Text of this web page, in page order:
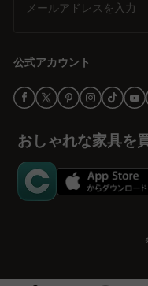
と共に歩む時間を、経済的
どんな空間にもフィットす
ペット家具と聞くと、実用
浮いてしまうことも少なく
コレクションは、北欧モ
多彩なデザインテイスト
室など、どんな空間にも
場所をもっとステキな空間
CAGUUUでは家具選びの
想の空間を実現するための
メールアドレスを入力
公式アカウント
おしゃれな家具を